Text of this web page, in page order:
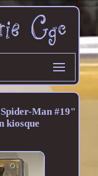
Man #19"
kiosque